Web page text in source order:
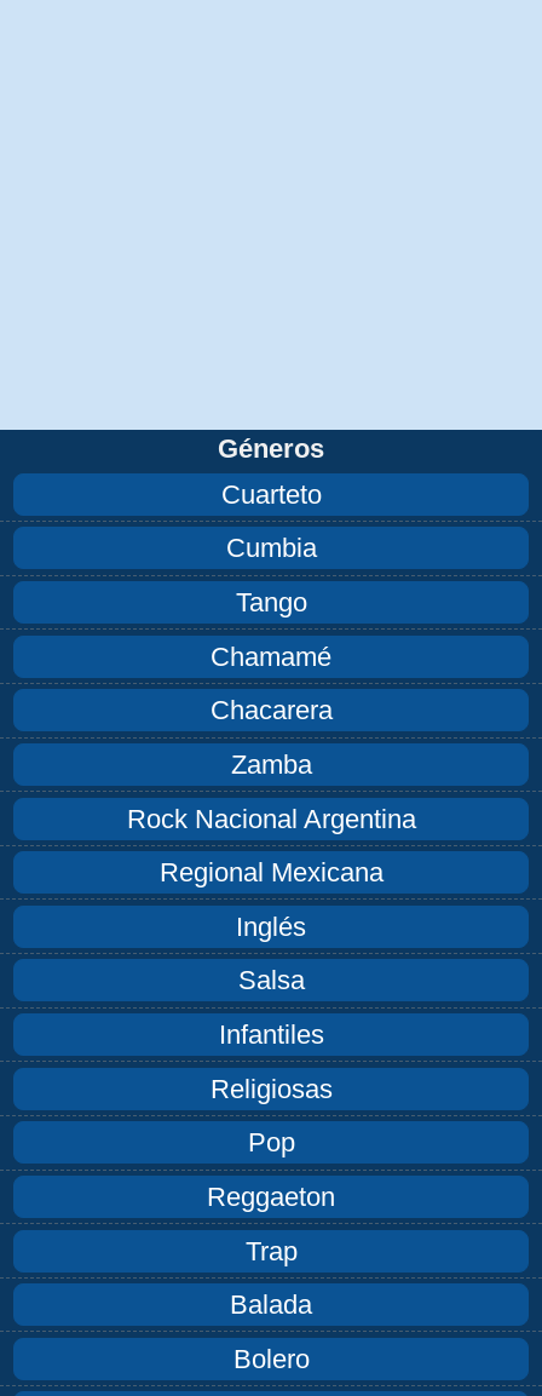
Géneros
Cuarteto
Cumbia
Tango
Chamamé
Chacarera
Zamba
Rock Nacional Argentina
Regional Mexicana
Inglés
Salsa
Infantiles
Religiosas
Pop
Reggaeton
Trap
Balada
Bolero